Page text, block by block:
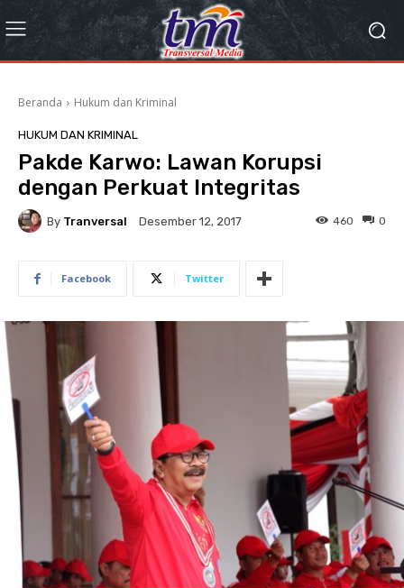
Beranda Hukum dan Kriminal
HUKUM DAN KRIMINAL
Pakde Karwo: Lawan Korupsi
dengan Perkuat Integritas
By Tranversal Desember 12, 2017 0
460
Facebook Twitter